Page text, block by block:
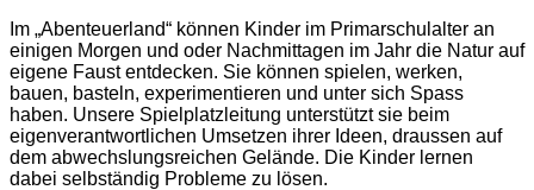
Im „Abenteuerland“ können Kinder im Primarschulalter an
einigen Morgen und oder Nachmittagen im Jahr die Natur auf
eigene Faust entdecken. Sie können spielen, werken,
bauen, basteln, experimentieren und unter sich Spass
haben. Unsere Spielplatzleitung unterstützt sie beim
eigenverantwortlichen Umsetzen ihrer Ideen, draussen auf
dem abwechslungsreichen Gelände. Die Kinder lernen
dabei selbständig Probleme zu lösen.